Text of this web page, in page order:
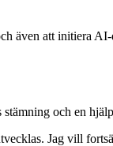
att initiera
och en
Jag vill